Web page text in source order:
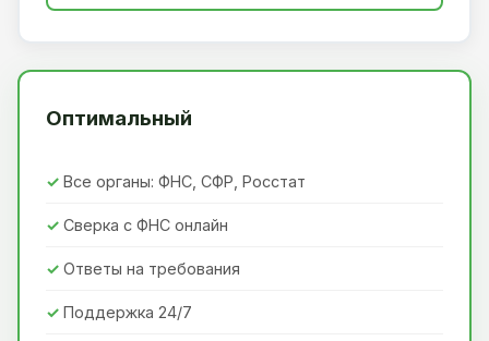
Оптимальный
Все органы: ФНС, СФР, Росстат
Сверка с ФНС онлайн
Ответы на требования
Поддержка 24/7